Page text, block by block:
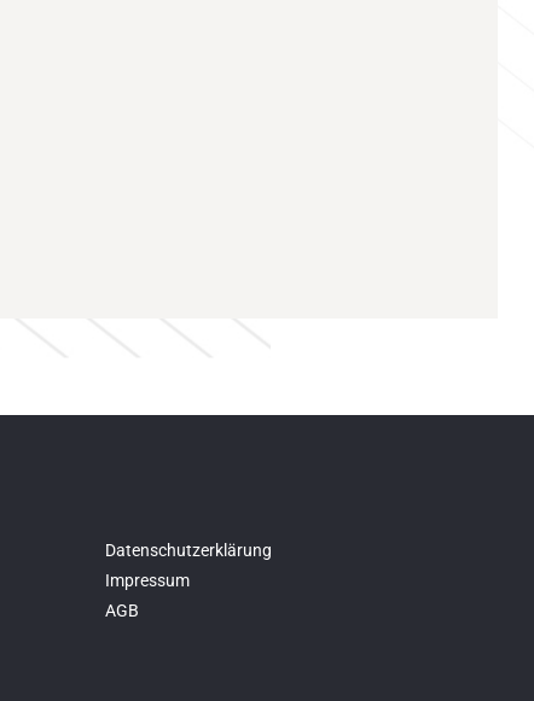
Datenschutzerklärung
Impressum
AGB